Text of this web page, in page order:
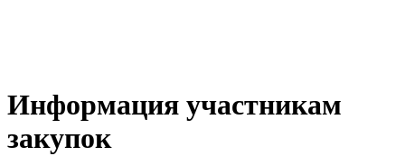
Информация участникам
закупок